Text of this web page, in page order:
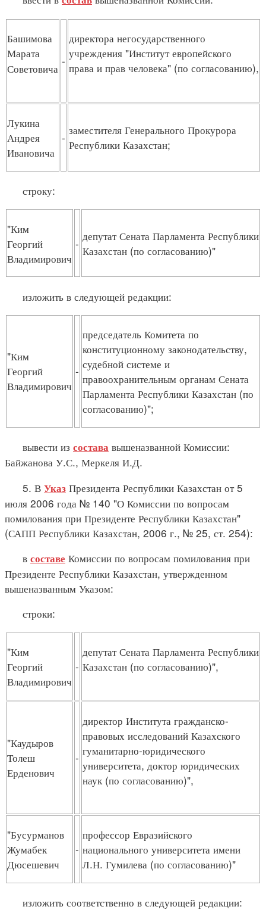
Башимова
Марата
Советовича
-
директора негосударственного
учреждения "Институт европейского
права и прав человека" (по согласованию),
Лукина
Андрея
Ивановича
-
заместителя Генерального Прокурора
Республики Казахстан;
строку:
"Ким
Георгий
Владимирович
-
депутат Сената Парламента Республики
Казахстан (по согласованию)"
изложить в следующей редакции:
"Ким
Георгий
Владимирович
-
председатель Комитета по
конституционному законодательству,
судебной системе и
правоохранительным органам Сената
Парламента Республики Казахстан (по
согласованию)";
вывести из состава вышеназванной Комиссии:
Байжанова У.С., Меркеля И.Д.
5. В Указ Президента Республики Казахстан от 5
июля 2006 года № 140 "О Комиссии по вопросам
помилования при Президенте Республики Казахстан"
(САПП Республики Казахстан, 2006 г., № 25, ст. 254):
в составе Комиссии по вопросам помилования при
Президенте Республики Казахстан, утвержденном
вышеназванным Указом:
строки:
"Ким
Георгий
Владимирович
-
депутат Сената Парламента Республики
Казахстан (по согласованию)",
"Каудыров
Толеш
Ерденович
-
директор Института гражданско-
правовых исследований Казахского
гуманитарно-юридического
университета, доктор юридических
наук (по согласованию)",
"Бусурманов
Жумабек
Дюсешевич
-
профессор Евразийского
национального университета имени
Л.Н. Гумилева (по согласованию)"
изложить соответственно в следующей редакции: